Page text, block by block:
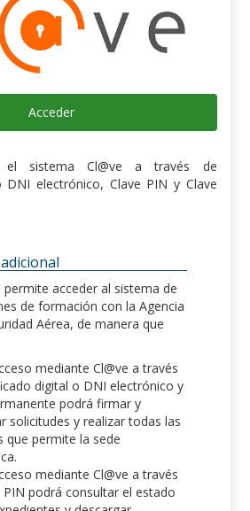
Acceder
el sistema Cl@ve a través de
electrónico, Clave PIN y Clave
permite acceder al sistema de
de formación con la Agencia
Aérea, de manera que
mediante Cl@ve a través
digital o DNI electrónico y
podrá firmar y
solicitudes y realizar todas las
que permite la sede
mediante Cl@ve a través
PIN podrá consultar el estado